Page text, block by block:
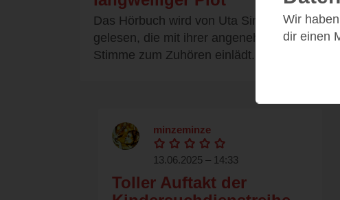
Das Hörbuch wird von Uta Simone
gelesen, die mit ihrer angenehmen
Stimme zum Zuhören einlädt. Es...
minzeminze
13.06.2025 – 14:33
Toller Auftakt der
Wir
dir einen